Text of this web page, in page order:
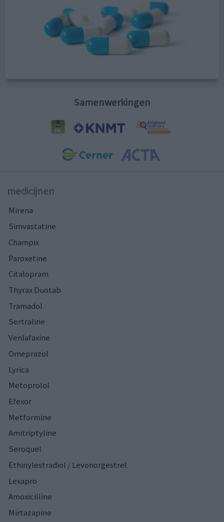
Samenwerkingen
medicijnen
Mirena
Simvastatine
Champix
Paroxetine
Citalopram
Thyrax Duotab
Tramadol
Sertraline
Venlafaxine
Omeprazol
Lyrica
Metoprolol
Efexor
Metformine
Amitriptyline
Seroquel
Ethinylestradiol / Levonorgestrel
Lexapro
Amoxicilline
Mirtazapine